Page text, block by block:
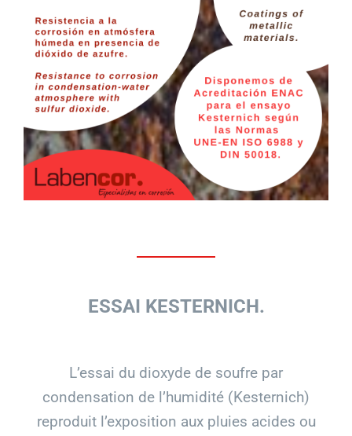
ESSAI KESTERNICH.
L’essai du dioxyde de soufre par
condensation de l’humidité (Kesternich)
reproduit l’exposition aux pluies acides ou